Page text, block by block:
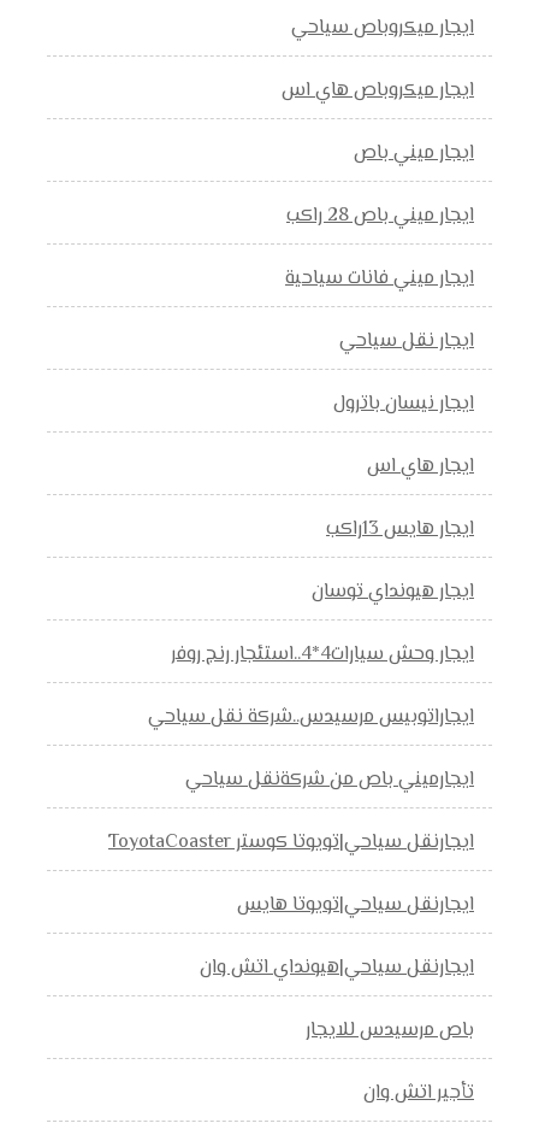
ايجار ميكروباص سياحي
ايجار ميكروباص هاي اس
ايجار ميني باص
ايجار ميني باص 28 راكب
ايجار ميني فانات سياحية
ايجار نقل سياحي
ايجار نيسان باترول
ايجار هاي اس
ايجار هايس 13راكب
ايجار هيونداي توسان
ايجار وحش سيارات4*4..استئجار رنج روفر
ايجاراتوبيس مرسيدس..شركة نقل سياحي
ايجارميني باص من شركةنقل سياحي
ايجارنقل سياحي|تويوتا كوستر ToyotaCoaster
ايجارنقل سياحي|تويوتا هايس
ايجارنقل سياحي|هيونداي اتش وان
باص مرسيدس للايجار
تأجير اتش وان